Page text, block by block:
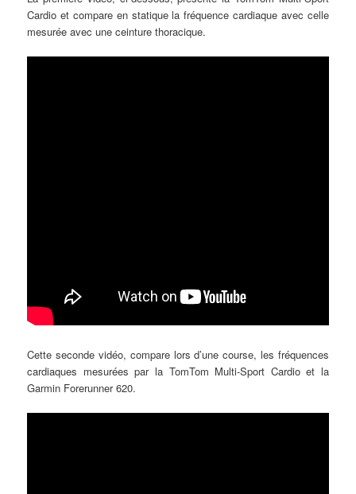
Cardio et compare en statique la fréquence cardiaque avec celle
mesurée avec une ceinture thoracique.
Cette seconde vidéo, compare lors d’une course, les fréquences
cardiaques mesurées par la TomTom Multi-Sport Cardio et la
Garmin Forerunner 620.